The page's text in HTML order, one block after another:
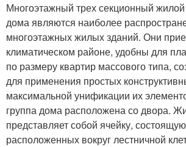
Многоэтажный трех секционный
дома являются наиболее
многоэтажных жилых зданий. Они
климатическом районе, удобны для
по размеру квартир массового типа,
для применения простых
максимальной унификации их
группа дома расположена со двора.
представляет собой ячейку,
расположенных вокруг лестничной